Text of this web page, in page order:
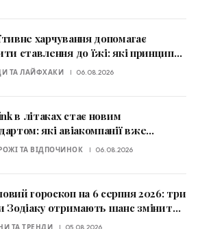
харчування допомагає
ставлення до їжі: які принципи
експерти
ТА ЛАЙФХАКИ 06.08.2026
в літаках стає новим
які авіакомпанії вже
супутниковий Wi-Fi
ТА ВІДПОЧИНОК 06.08.2026
гороскоп на 6 серпня 2026: три
Зодіаку отримають шанс змінити
ситуацію
ТА ТРЕНДИ 05.08.2026